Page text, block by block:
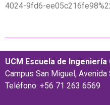
4024-9fd6-
UCM Escuela de
Campus San Miguel, Avenida
Teléfono: +56 71 263 6569